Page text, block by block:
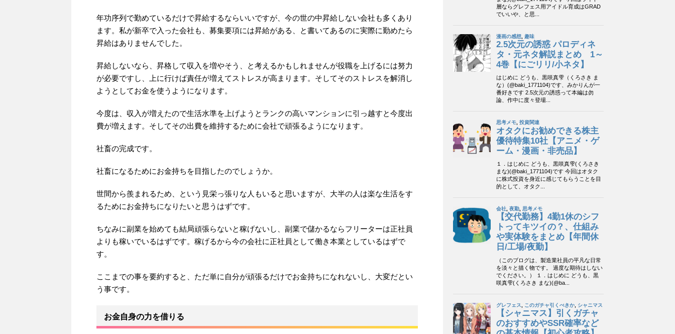
年功序列で勤めているだけで昇給するならいいですが、今の世の中昇給しない会社も多くあり
ます。私が新卒で入った会社も、募集要項には昇給がある、と書いてあるのに実際に勤めたら
昇給はありませんでした。
昇給しないなら、昇格して収入を増やそう、と考えるかもしれませんが役職を上げるには努力
が必要ですし、上に行けば責任が増えてストレスが高まります。そしてそのストレスを解消し
ようとしてお金を使うようになります。
今度は、収入が増えたので生活水準を上げようとランクの高いマンションに引っ越すと今度出
費が増えます。そしてその出費を維持するために会社で頑張るようになります。
社畜の完成です。
社畜になるためにお金持ちを目指したのでしょうか。
世間から羨まれるため、という見栄っ張りな人もいると思いますが、大半の人は楽な生活をす
るためにお金持ちになりたいと思うはずです。
ちなみに副業を始めても結局頑張らないと稼げないし、副業で儲かるならフリーターは正社員
よりも稼いでいるはずです。稼げるから今の会社に正社員として働き本業としているはずで
す。
ここまでの事を要約すると、ただ単に自分が頑張るだけでお金持ちになれないし、大変だとい
う事です。
お金自身の力を借りる